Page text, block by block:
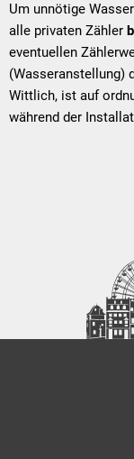
Um unnötige
alle privaten Zähler
eventuellen
(Wasseranstellung)
Wittlich, ist auf
während der